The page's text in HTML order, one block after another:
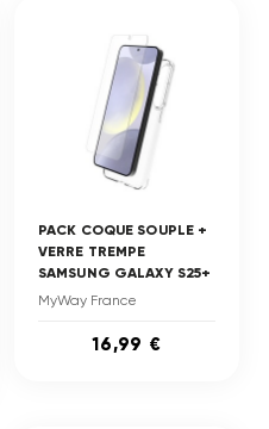
PACK COQUE SOUPLE +
VERRE TREMPE
SAMSUNG GALAXY S25+
MyWay France
16,99 €